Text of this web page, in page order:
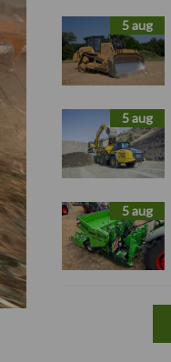
5 aug
5 aug
5 aug